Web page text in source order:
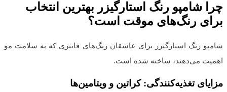
چرا شامپو رنگ استارگیزر بهترین انتخاب
برای رنگ‌های موقت است؟
شامپو رنگ استارگیزر برای عاشقان رنگ‌های فانتزی که به سلامت مو
اهمیت می‌دهند، ساخته شده است.
مزایای تغذیه‌کنندگی: کراتین و ویتامین‌ها